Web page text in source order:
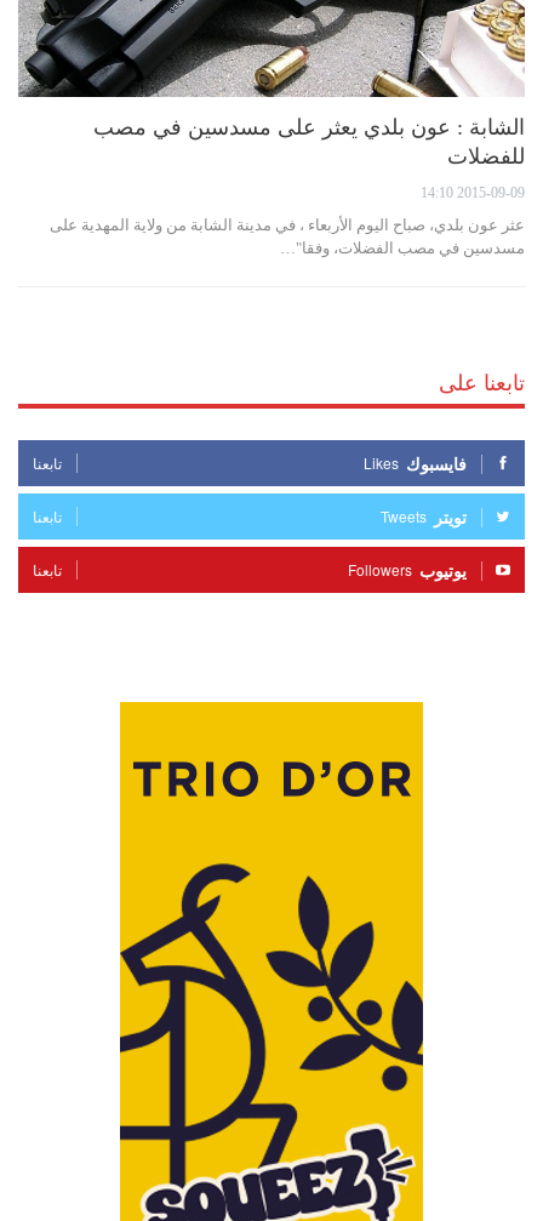
الشابة : عون بلدي يعثر على مسدسين في مصب
للفضلات
2015-09-09 14:10
عثر عون بلدي، صباح اليوم الأربعاء ، في مدينة الشابة من ولاية المهدية على
مسدسين في مصب الفضلات، وفقا"…
تابعنا على
فايسبوك Likes تابعنا
تويتر Tweets تابعنا
يوتيوب Followers تابعنا